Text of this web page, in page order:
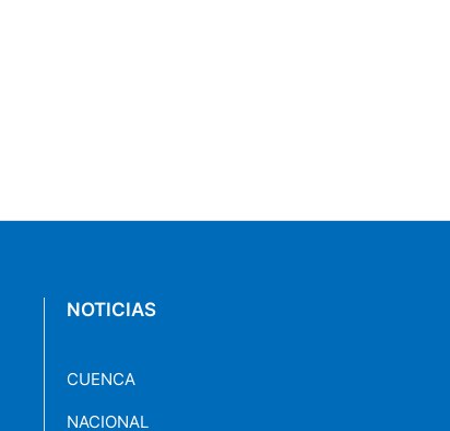
NOTICIAS
CUENCA
NACIONAL